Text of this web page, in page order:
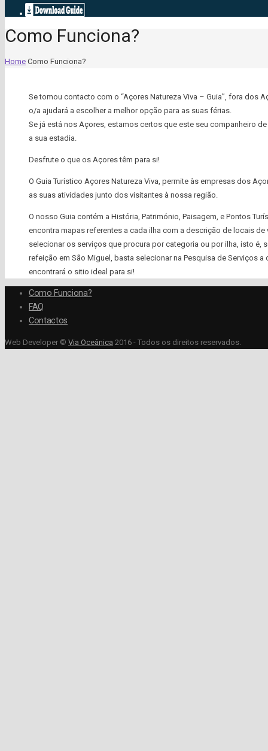
Como Funciona?
Home Como Funciona?
Se tomou contacto com o “Açores Natureza Viva – Guia”, fora dos
o/a ajudará a escolher a melhor opção para as suas férias.
Se já está nos Açores, estamos certos que este seu companheiro
a sua estadia.
Desfrute o que os Açores têm para si!
O Guia Turístico Açores Natureza Viva, permite às empresas dos
as suas atividades junto dos visitantes à nossa região.
O nosso Guia contém a História, Património, Paisagem, e Pontos
encontra mapas referentes a cada ilha com a descrição de locais
selecionar os serviços que procura por categoria ou por ilha, isto é,
refeição em São Miguel, basta selecionar na Pesquisa de Serviços a
encontrará o sitio ideal para si!
Como Funciona?
FAQ
Contactos
Web Developer © Via Oceânica 2016 - Todos os direitos reservados.